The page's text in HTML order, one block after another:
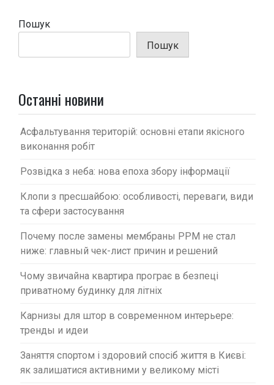
Пошук
Пошук
Останні новини
Асфальтування територій: основні етапи якісного
виконання робіт
Розвідка з неба: нова епоха збору інформації
Клопи з пресшайбою: особливості, переваги, види
та сфери застосування
Почему после замены мембраны PPM не стал
ниже: главный чек-лист причин и решений
Чому звичайна квартира програє в безпеці
приватному будинку для літніх
Карнизы для штор в современном интерьере:
тренды и идеи
Заняття спортом і здоровий спосіб життя в Києві:
як залишатися активними у великому місті